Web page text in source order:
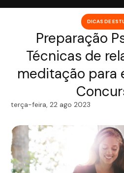
DICAS DE
Preparação
Técnicas de
meditação para
terça-feira, 22 ago 2023